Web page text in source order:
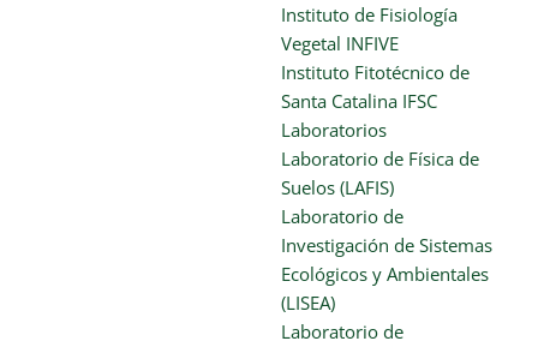
Instituto de Fisiología
Vegetal INFIVE
Instituto Fitotécnico de
Santa Catalina IFSC
Laboratorios
Laboratorio de Física de
Suelos (LAFIS)
Laboratorio de
Investigación de Sistemas
Ecológicos y Ambientales
(LISEA)
Laboratorio de